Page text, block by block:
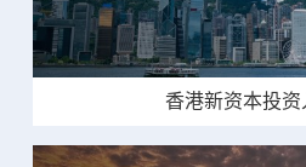
香港新资本投资